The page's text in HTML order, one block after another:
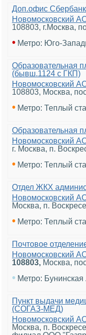
Доп.офис
Новомосковский
108803, г.Москва,
• Метро: Юго-
Образовательная
(бывш.1124 с ГКП)
Новомосковский
108803, Москва,
• Метро: Теплый
Образовательная
Новомосковский
г. Москва, п.
• Метро: Теплый
Отдел ЖКХ
Новомосковский
Москва, п.
• Метро: Теплый
Почтовое
Новомосковский
108803, Москва,
• Метро:
Пункт выдачи
(СОГАЗ-МЕД)
Новомосковский
Москва, п.